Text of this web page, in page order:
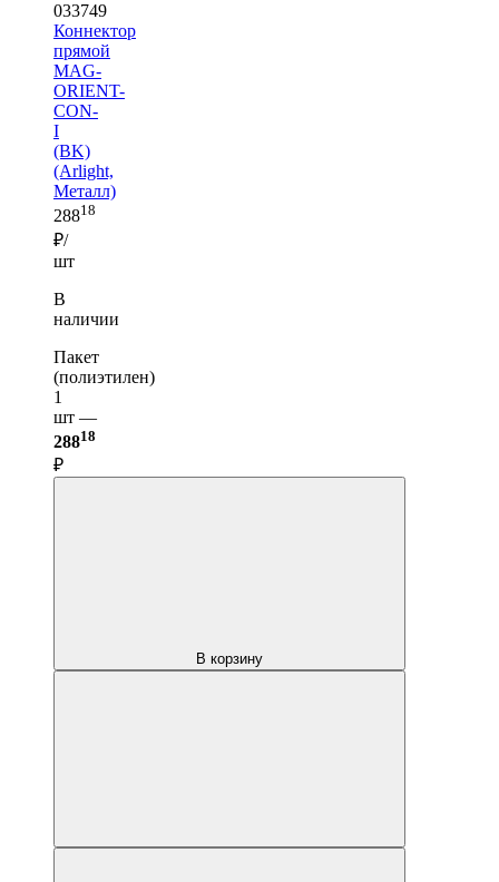
033749
Коннектор
прямой
MAG-
ORIENT-
CON-
I
(BK)
(Arlight,
Металл)
28818
₽/
шт
В
наличии
Пакет
(полиэтилен)
1
шт —
28818
₽
В корзину